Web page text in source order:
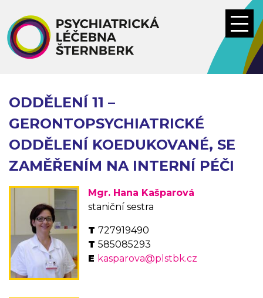
hlavnímu
obsahu
ODDĚLENÍ 11 –
GERONTOPSYCHIATRICKÉ
ODDĚLENÍ KOEDUKOVANÉ, SE
ZAMĚŘENÍM NA INTERNÍ PÉČI
Mgr. Hana Kašparová
staniční sestra
727919490
585085293
kasparova@plstbk.cz